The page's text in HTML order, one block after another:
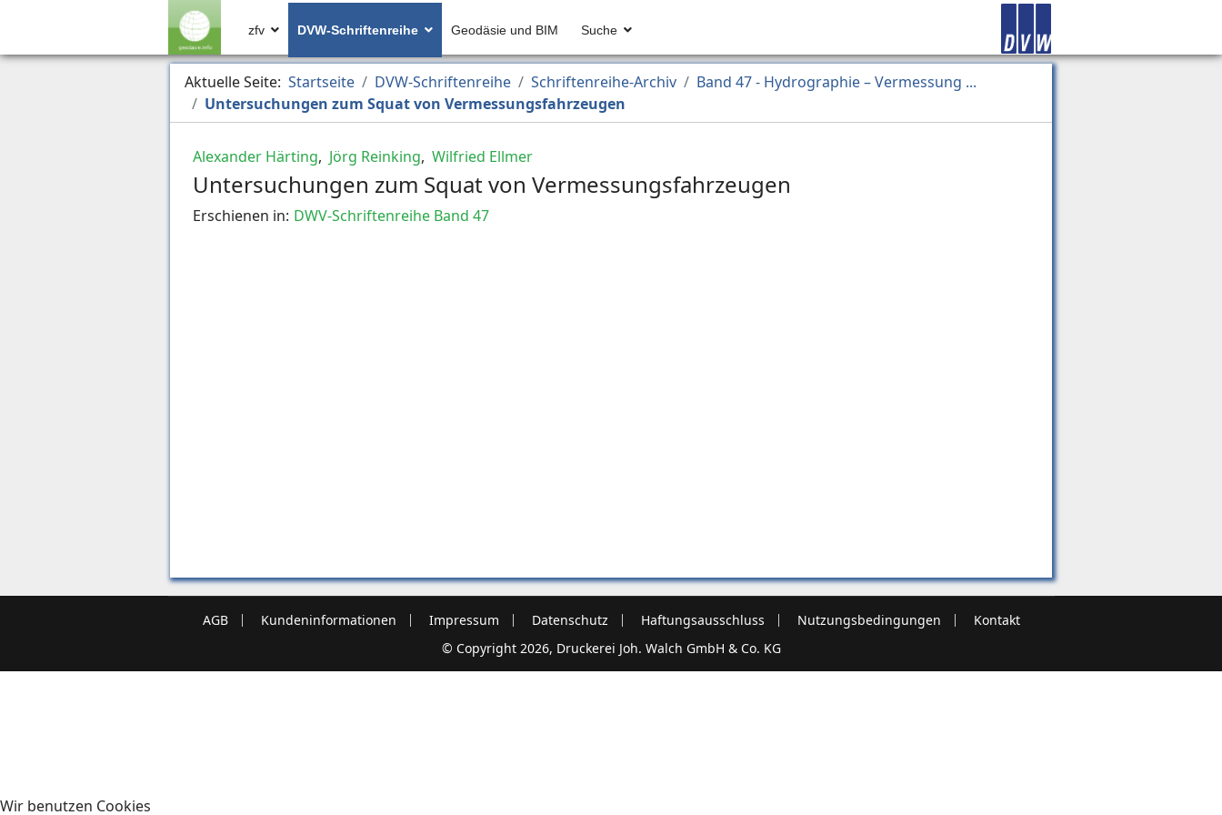
zfv DVW-Schriftenreihe Geodäsie und BIM Suche
Aktuelle Seite: Startseite DVW-Schriftenreihe Schriftenreihe-Archiv
Band 47 - Hydrographie – Vermessung ...
Untersuchungen zum Squat von Vermessungsfahrzeugen
Alexander Härting, Jörg Reinking, Wilfried Ellmer
Untersuchungen zum Squat von Vermessungsfahrzeugen
Erschienen in: DWV-Schriftenreihe Band 47
AGB Kundeninformationen Impressum Datenschutz Haftungsausschluss Nutzungsbedingungen
Kontakt
© Copyright 2026, Druckerei Joh. Walch GmbH & Co. KG
Wir benutzen Cookies